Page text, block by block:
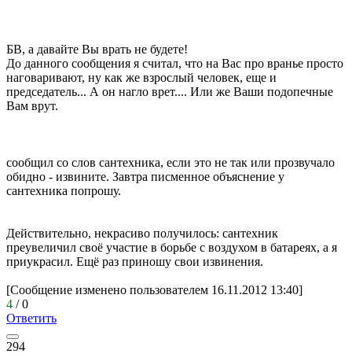
БВ, а давайте Вы врать не будете!
До данного сообщения я считал, что на Вас про вранье просто
наговаривают, ну как же взрослый человек, еще и
председатель... А он нагло врет.... Или же Ваши подопечные
Вам врут.
сообщил со слов сантехника, если это не так или прозвучало
обидно - извините. Завтра писменное объяснение у
сантехника попрошу.
Действительно, некрасиво получилось: сантехник
преувеличил своё участие в борьбе с воздухом в батареях, а я
приукрасил. Ещё раз приношу свои извинения.
[Сообщение изменено пользователем 16.11.2012 13:40]
4 /0
Ответить
294